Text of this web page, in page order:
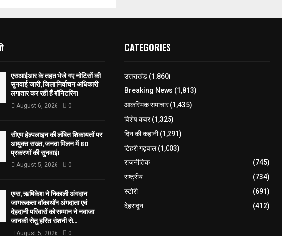
एसआईआर के तहत भेजे गए नोटिसों की
सुनवाई जारी, जिला निर्वाचन अधिकारी
लगातार कर रही हैं मॉनिटरिंग।
August 6, 2026 0
सीएम हेल्पलाइन की लंबित शिकायतों पर
आयुक्त सख्त, जनता मिलन में 80
प्रकरणों की सुनवाई।
August 5, 2026 0
एम्स, ऋषिकेश ने निकाली अंगदान
जागरूकता वॉकाथॉन अंगदाता एवं
देहदानी परिवारों को सम्मान ने नवाजा
जानकी सेतु हरित रोशनी से...
August 5, 2026 0
CATEGORIES
उत्तराखंड(1,860)
Breaking News (1,813)
आकस्मिक समाचार(1,435)
विशेष कवर(1,325)
दिन की कहानी(1,291)
टिहरी गढ़वाल(1,003)
राजनीतिक
(745)
राष्ट्रीय
(734)
स्टोरी
(691)
देहरादून
(412)